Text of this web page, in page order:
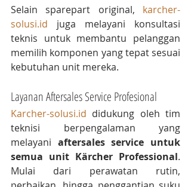
Selain sparepart original, karcher-
solusi.id juga melayani konsultasi
teknis untuk membantu pelanggan
memilih komponen yang tepat sesuai
kebutuhan unit mereka.
Layanan Aftersales Service Profesional
Karcher-solusi.id didukung oleh tim
teknisi berpengalaman yang
melayani aftersales service untuk
semua unit Kärcher Professional.
Mulai dari perawatan rutin,